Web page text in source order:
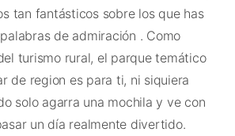
tan fantásticos sobre los que has
de admiración . Como
turismo rural, el parque temático
de region es para ti, ni siquiera
solo agarra una mochila y ve con
un día realmente divertido.